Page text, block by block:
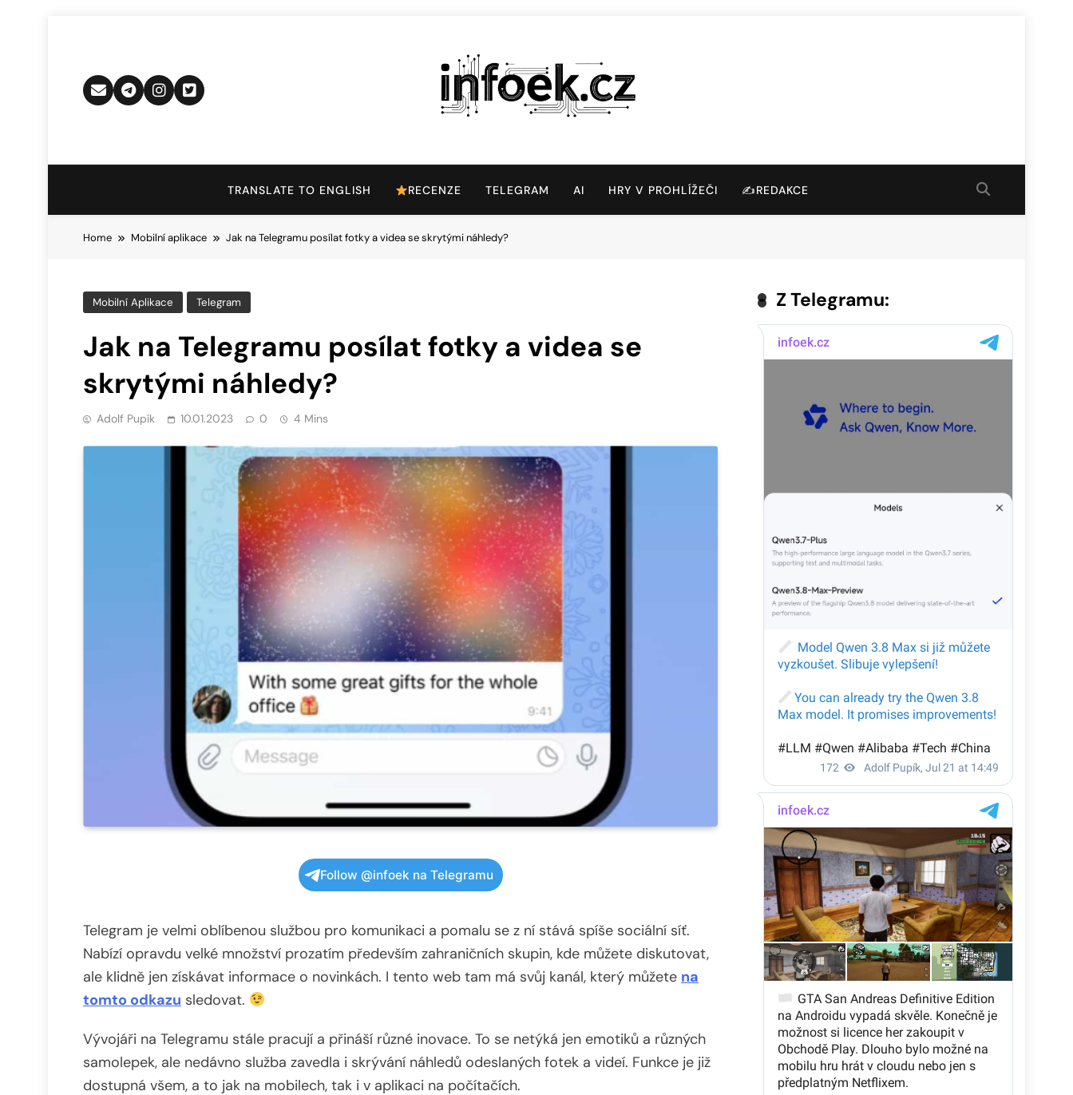
Infoek.cz
TRANSLATE TO ENGLISH RECENZE TELEGRAM AI HRY V PROHLÍŽEČI ✍️REDAKCE
Home Mobilní aplikace Jak na Telegramu posílat fotky a videa se skrytými náhledy?
Mobilní Aplikace Telegram
Jak na Telegramu posílat fotky a videa se
skrytými náhledy?
Adolf Pupík 10.01.2023 0 4 Mins
Follow @infoek na Telegramu
Telegram je velmi oblíbenou službou pro komunikaci a pomalu se z ní stává spíše sociální síť.
Nabízí opravdu velké množství prozatím především zahraničních skupin, kde můžete diskutovat,
ale klidně jen získávat informace o novinkách. I tento web tam má svůj kanál, který můžete na
tomto odkazu sledovat.
Vývojáři na Telegramu stále pracují a přináší různé inovace. To se netýká jen emotiků a různých
samolepek, ale nedávno služba zavedla i skrývání náhledů odeslaných fotek a videí. Funkce je již
dostupná všem, a to jak na mobilech, tak i v aplikaci na počítačích.
Z Telegramu: